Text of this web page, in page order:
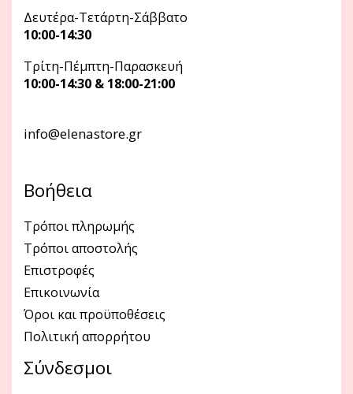
Δευτέρα-Τετάρτη-Σάββατο
10:00-14:30
Τρίτη-Πέμπτη-Παρασκευή
10:00-14:30 & 18:00-21:00
info@elenastore.gr
Βοήθεια
Τρόποι πληρωμής
Τρόποι αποστολής
Επιστροφές
Επικοινωνία
Όροι και προϋποθέσεις
Πολιτική απορρήτου
Σύνδεσμοι